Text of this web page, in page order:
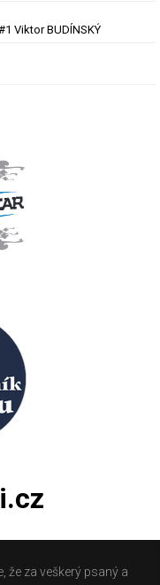
Viktor BUDÍNSKÝ
že za veškerý psaný a